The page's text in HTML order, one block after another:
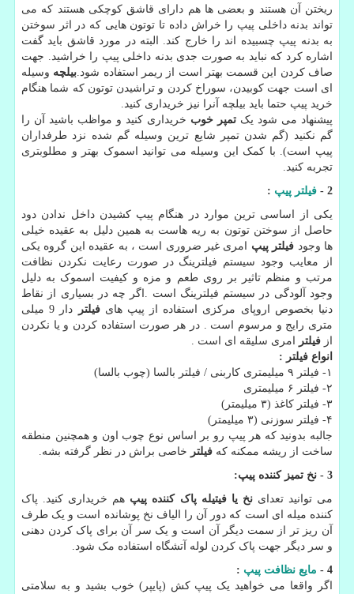
ریختن آن هستند و بعضی ها هم دارای قاشق کوچکی هستند که می
تواند بدنه داخلی پیپ را خراش داده تا توتون هایی که در اثر سوختن
به بدنه پیپ چسبیده اند را خارج کند. البته در مورد قاشق باید گفت
اشاره کرد که نباید به صورت جدی بدنه داخلی پیپ را خراشید. جهت
صاف کردن این قسمت بهتر است از ریمر استفاده شود. بیلچه وسیله
ای است جهت کوبیدن، سوراخ کردن و تراشیدن توتون که شما هنگام
خرید پیپ حتما باید بیلچه آنرا نیز خریداری کنید.
پیشنهاد می شود یک تمپر خوب خریداری کنید و مواظب باشید آن را
گم نکنید (گم شدن تمپر شایع ترین وسیله گم شده نزد طرفداران
پیپ است). با کمک این وسیله می توانید اسموک بهتر و مطلوبتری
تجربه کنید.
2 -
فیلتر پیپ :
یکی از اساسی ترین موارد در هنگام پیپ کشیدن داخل ندادن دود
حاصل از سوختن توتون به ریه هاست به همین دلیل به عقیده خیلی
ها وجود فیلتر پیپ امری غیر ضروری است ، به عقیده این گروه یکی
از معایب وجود سیستم فیلترینگ در صورت رعایت نکردن نظافت
مرتب و منظم تاثیر بر روی طعم و مزه و کیفیت اسموک به دلیل
وجود آلودگی در سیستم فیلترینگ است .اگر چه در بسیاری از نقاط
دنیا بخصوص اروپای مرکزی استفاده از پیپ هایفیلتر
دار 9 میلی
متری رایج و مرسوم است . در هر صورت استفاده کردن و یا نکردن
از فیلتر
امری سلیقه ای است .
انواع فیلتر :
۱- فیلتر ۹ میلیمتری کاربنی / فیلتر بالسا (چوب بالسا)
۲- فیلتر ۶ میلیمتری
۳- فیلتر کاغذ (۳ میلیمتر)
۴- فیلتر سوزنی (۳ میلیمتر)
جالبه بدونید که هر پیپ رو بر اساس نوع چوب اون و همچنین منطقه
ساخت از ریشه ممکنه که فیلتر خاصی براش در نظر گرفته بشه.
3 -
نخ تمیز کننده پیپ:
می توانید تعداینخ یا فیتیله پاک کننده پیپ هم خریداری کنید. پاک
کننده میله ای است که دور آن را الیاف نخ پوشانده است و یک طرف
آن ریز تر از سمت دیگر آن است و یک سر آن برای پاک کردن دهنی
و سر دیگر جهت پاک کردن لوله آتشگاه استفاده مک شود.
4 -
مایع نظافت پیپ :
اگر واقعا می خواهید یک پیپ کش (پایپر) خوب بشید و به سلامتی